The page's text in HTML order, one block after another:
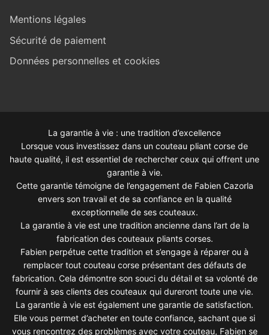
Mentions légales
Sécurité de paiement
Données personnelles et cookies
La garantie à vie : une tradition d’excellence
Lorsque vous investissez dans un couteau pliant corse de
haute qualité, il est essentiel de rechercher ceux qui offrent une
garantie à vie.
Cette garantie témoigne de l’engagement de Fabien Cazorla
envers son travail et de sa confiance en la qualité
exceptionnelle de ses couteaux.
La garantie à vie est une tradition ancienne dans l’art de la
fabrication des couteaux pliants corses.
Fabien perpétue cette tradition et s’engage à réparer ou à
remplacer tout couteau corse présentant des défauts de
fabrication. Cela démontre son souci du détail et sa volonté de
fournir à ses clients des couteaux qui dureront toute une vie.
La garantie à vie est également une garantie de satisfaction.
Elle vous permet d’acheter en toute confiance, sachant que si
vous rencontrez des problèmes avec votre couteau, Fabien se